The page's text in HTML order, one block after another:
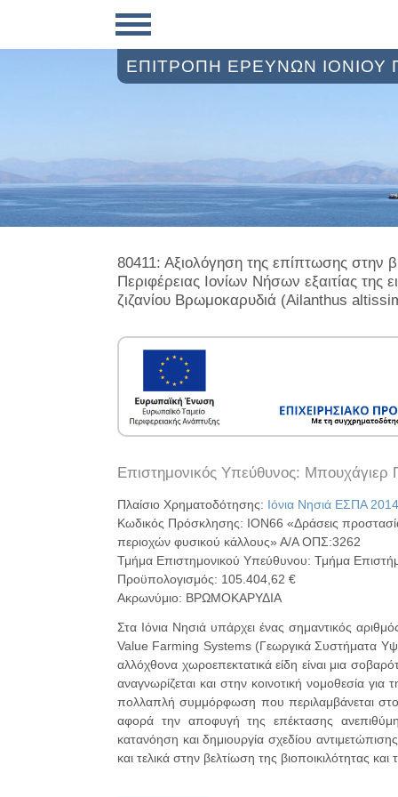
ΕΠΙΤΡΟΠΗ ΕΡΕΥΝΩΝ ΙΟΝΙΟΥ
80411: Αξιολόγηση της επίπτωσης στην
Περιφέρειας Ιονίων Νήσων εξαιτίας της
ζιζανίου Βρωμoκαρυδιά (Ailanthus
Επιστημονικός Υπεύθυνος: Μπουχάγιερ
Πλαίσιο Χρηματοδότησης: Ιόνια Νησιά ΕΣΠΑ
Κωδικός Πρόσκλησης: ΙΟΝ66 «Δράσεις
περιοχών φυσικού κάλλους» Α/Α ΟΠΣ:3262
Τμήμα Επιστημονικού Υπεύθυνου: Τμήμα
Προϋπολογισμός: 105.404,62 €
Ακρωνύμιο: ΒΡΩΜΟΚΑΡΥΔΙΑ
Στα Ιόνια Νησιά υπάρχει ένας σημαντικός
Value Farming Systems (Γεωργικά Συστήματα
αλλόχθονα χωροεπεκτατικά είδη είναι μια
αναγνωρίζεται και στην κοινοτική νομοθεσία
πολλαπλή συμμόρφωση που περιλαμβάνεται
αφορά την αποφυγή της επέκτασης
κατανόηση και δημιουργία σχεδίου
και τελικά στην βελτίωση της βιοποικιλότητας